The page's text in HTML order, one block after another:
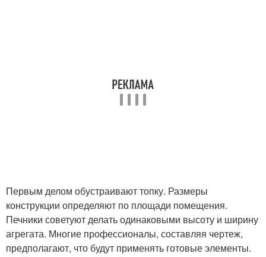
Первым делом обустраивают топку. Размеры
конструкции определяют по площади помещения.
Печники советуют делать одинаковыми высоту и ширину
агрегата. Многие профессионалы, составляя чертеж,
предполагают, что будут применять готовые элементы.